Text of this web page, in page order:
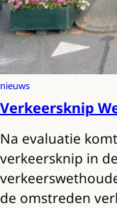
nieuws
Verkeersknip
Na evaluatie
verkeersknip in
de omstreden